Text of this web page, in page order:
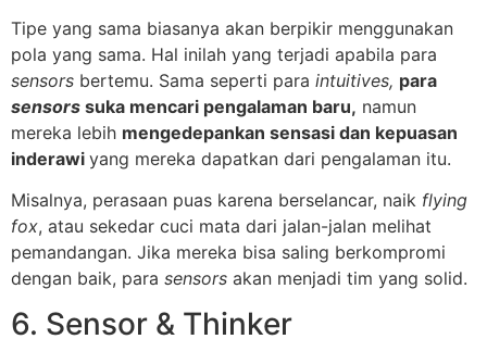
Tipe yang sama biasanya akan berpikir menggunakan
pola yang sama. Hal inilah yang terjadi apabila para
sensors bertemu. Sama seperti para intuitives, para
sensors suka mencari pengalaman baru, namun
mereka lebih mengedepankan sensasi dan kepuasan
inderawi yang mereka dapatkan dari pengalaman itu.
Misalnya, perasaan puas karena berselancar, naik flying
fox, atau sekedar cuci mata dari jalan-jalan melihat
pemandangan. Jika mereka bisa saling berkompromi
dengan baik, para sensors akan menjadi tim yang solid.
6. Sensor & Thinker